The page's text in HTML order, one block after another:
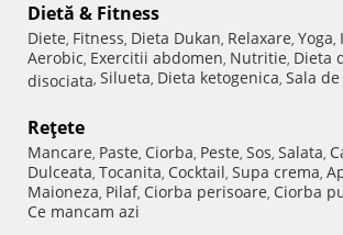
Dietă & Fitness
Diete, Fitness, Dieta Dukan, Relaxare, Yoga,
Aerobic, Exercitii abdomen, Nutritie, Dieta
disociata, Silueta, Dieta ketogenica, Sala
Reţete
Mancare, Paste, Ciorba, Peste, Sos, Salata,
Dulceata, Tocanita, Cocktail, Supa crema,
Maioneza, Pilaf, Ciorba perisoare, Ciorba
Ce mancam azi